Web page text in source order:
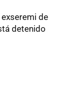
de
detenido